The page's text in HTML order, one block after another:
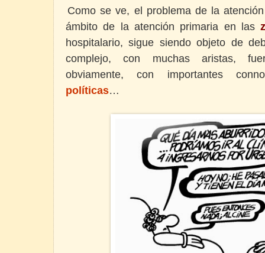
Como se ve, el problema de la
ámbito de la atención primaria en las
hospitalario, sigue siendo objeto de
complejo, con muchas aristas,
obviamente, con importantes
políticas…